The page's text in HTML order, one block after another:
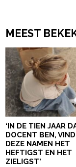
MEEST
‘IN DE TIEN JAAR
DOCENT BEN,
DEZE NAMEN HET
HEFTIGST EN HET
ZIELIGST’